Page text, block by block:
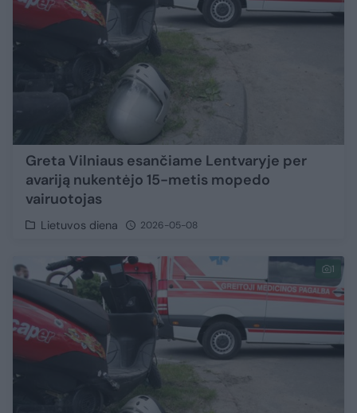
Greta Vilniaus esančiame Lentvaryje per
avariją nukentėjo 15-metis mopedo
vairuotojas
Lietuvos diena 2026-05-08
1